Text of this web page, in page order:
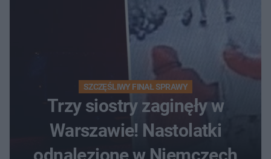
SZCZĘŚLIWY FINAŁ SPRAWY
Trzy siostry zaginęły w
Warszawie! Nastolatki